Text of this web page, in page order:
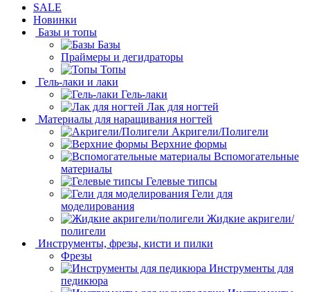
SALE
Новинки
Базы и топы
Базы
Праймеры и дегидраторы
Топы
Гель-лаки и лаки
Гель-лаки
Лак для ногтей
Материалы для наращивания ногтей
Акригели/Полигели
Верхние формы
Вспомогательные
материалы
Гелевые типсы
Гели для
моделирования
Жидкие акригели/
полигели
Инструменты, фрезы, кисти и пилки
Фрезы
Инструменты для
педикюра